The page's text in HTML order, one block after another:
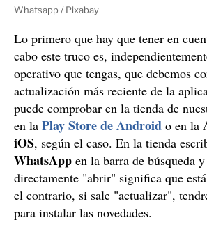
Whatsapp / Pixabay
Lo primero que hay que tener en
cabo este truco es,
operativo que tengas, que debemos
actualización más reciente de la
puede comprobar en la tienda de
en la Play Store de Android o en la
iOS, según el caso. En la tienda
WhatsApp en la barra de búsqueda
directamente "abrir" significa que
el contrario, si sale "actualizar",
para instalar las novedades.